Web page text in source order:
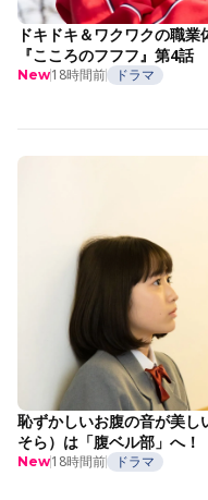
ドキドキ＆ワクワクの職
『こころのフフフ』第4話
New18時間前 ドラマ
恥ずかしいお腹の音が美
そら）は「腹ベル部」へ
New18時間前 ドラマ